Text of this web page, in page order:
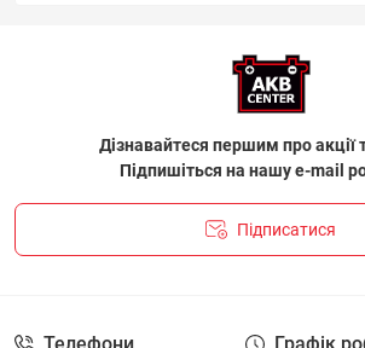
Дізнавайтеся першим про акції
Підпишіться на нашу e-mail
Підписатися